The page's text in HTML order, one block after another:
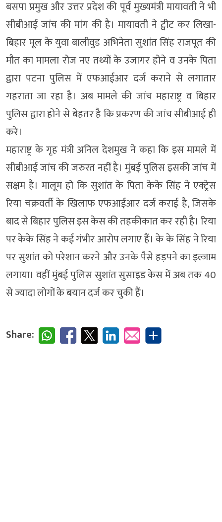
बसपा प्रमुख और उत्तर प्रदेश की पूर्व मुख्यमंत्री मायावती ने भी
सीबीआई जांच की मांग की है। मायावती ने ट्वीट कर लिखा-
बिहार मूल के युवा बालीवुड अभिनेता सुशांत सिंह राजपूत की
मौत का मामला रोज नए तथ्यों के उजागर होने व उनके पिता
द्वारा पटना पुलिस में एफआईआर दर्ज कराने से लगातार
गहराता जा रहा है। अब मामले की जांच महाराष्ट्र व बिहार
पुलिस द्वारा होने से बेहतर है कि प्रकरण की जांच सीबीआई ही
करे।
महाराष्ट्र के गृह मंत्री अनिल देशमुख ने कहा कि इस मामले में
सीबीआई जांच की जरुरत नहीं है। मुंबई पुलिस इसकी जांच में
सक्षम है। मालूम हो कि सुशांत के पिता केके सिंह ने एक्ट्रेस
रिया चक्रवर्ती के खिलाफ एफआईआर दर्ज कराई है, जिसके
बाद से बिहार पुलिस इस केस की तहकीकात कर रही है। रिया
पर केके सिंह ने कई गंभीर आरोप लगाए हैं। के के सिंह ने रिया
पर सुशांत को परेशान करने और उनके पैसे हड़पने का इल्जाम
लगाया। वहीं मुंबई पुलिस सुशांत सुसाइड केस में अब तक 40
से ज्यादा लोगों के बयान दर्ज कर चुकी हैं।
Share: